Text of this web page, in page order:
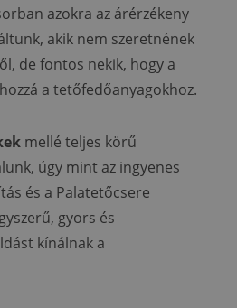
azokra az árérzékeny
akik nem szeretnének
de fontos nekik, hogy a
a tetőfedőanyagokhoz.
mellé teljes körű
úgy mint az ingyenes
és a Palatetőcsere
gyors és
kínálnak a